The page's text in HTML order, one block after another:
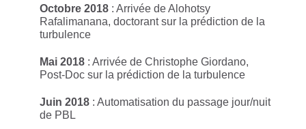
Octobre 2018 : Arrivée de Alohotsy
Rafalimanana, doctorant sur la prédiction de la
turbulence
Mai 2018 : Arrivée de Christophe Giordano,
Post-Doc sur la prédiction de la turbulence
Juin 2018 : Automatisation du passage jour/nuit
de PBL